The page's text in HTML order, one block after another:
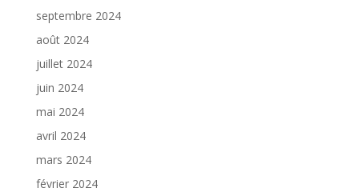
septembre 2024
août 2024
juillet 2024
juin 2024
mai 2024
avril 2024
mars 2024
février 2024